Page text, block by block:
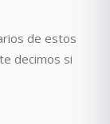
de estos
decimos si